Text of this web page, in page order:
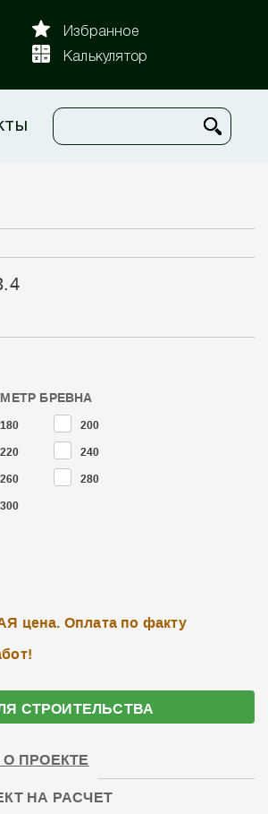
Избранное
Калькулятор
БРЕВНА
180
200
220
240
260
280
300
цена. Оплата по факту
СТРОИТЕЛЬСТВА
ПРОЕКТЕ
НА РАСЧЕТ